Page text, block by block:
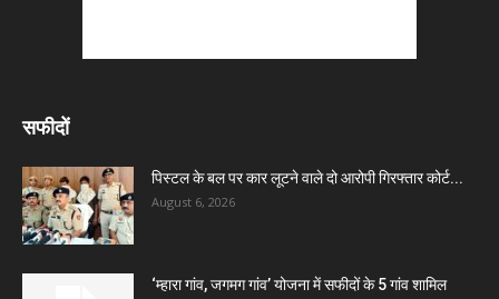
सफीदों
पिस्टल के बल पर कार लूटने वाले दो आरोपी गिरफ्तार कोर्ट...
August 6, 2026
‘म्हारा गांव, जगमग गांव’ योजना में सफीदों के 5 गांव शामिल